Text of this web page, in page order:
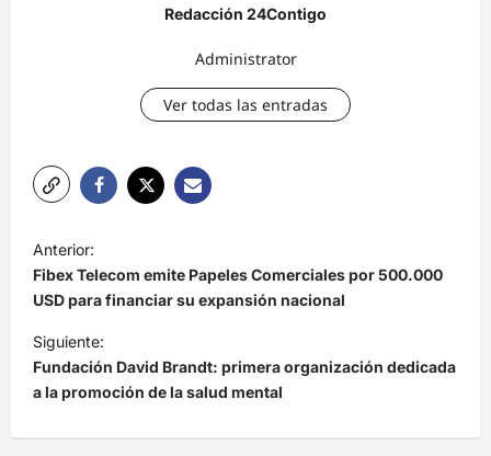
Redacción 24Contigo
Administrator
Ver todas las entradas
a
v
e
g
a
c
Anterior:
Fibex Telecom emite Papeles Comerciales por 500.000
USD para financiar su expansión nacional
Siguiente:
Fundación David Brandt: primera organización dedicada
a la promoción de la salud mental